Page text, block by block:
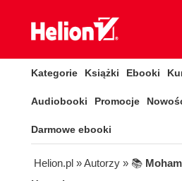
Kategorie Książki Ebooki
Audiobooki Promocje
Darmowe ebooki
Helion.pl » Autorzy » 📚